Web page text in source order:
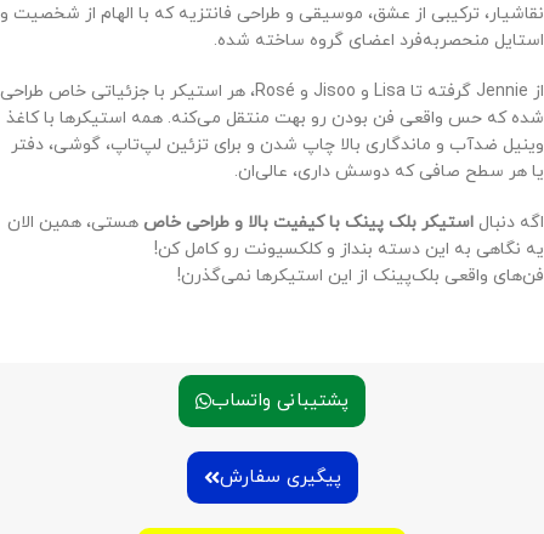
نقاشیار، ترکیبی از عشق، موسیقی و طراحی فانتزیه که با الهام از شخصیت‌ و
استایل منحصربه‌فرد اعضای گروه ساخته شده.
از Jennie گرفته تا Lisa و Jisoo و Rosé، هر استیکر با جزئیاتی خاص طراحی
شده که حس واقعی فن بودن رو بهت منتقل می‌کنه. همه استیکرها با کاغذ
وینیل ضدآب و ماندگاری بالا چاپ شدن و برای تزئین لپ‌تاپ، گوشی، دفتر
یا هر سطح صافی که دوسش داری، عالی‌ان.
اگه دنبال استیکر بلک پینک با کیفیت بالا و طراحی خاص هستی، همین الان
یه نگاهی به این دسته بنداز و کلکسیونت رو کامل کن!
فن‌های واقعی بلک‌پینک از این استیکرها نمی‌گذرن!
پشتیبانی واتساب
پیگیری سفارش